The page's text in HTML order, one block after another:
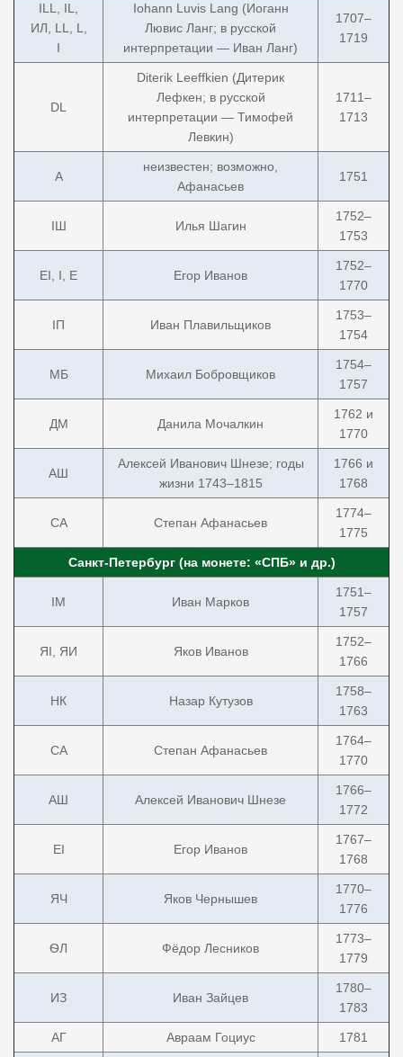
ILL, IL,
ИЛ, LL, L,
I
Iohann Luvis Lang (Иоганн
Лювис Ланг; в русской
интерпретации — Иван Ланг)
1707–
1719
DL
Diterik Leeffkien (Дитерик
Лефкен; в русской
интерпретации — Тимофей
Левкин)
1711–
1713
А
неизвестен; возможно,
Афанасьев
1751
IШ Илья Шагин
1752–
1753
ЕI, I, E Егор Иванов
1752–
1770
IП Иван Плавильщиков
1753–
1754
МБ Михаил Бобровщиков
1754–
1757
ДМ Данила Мочалкин
1762 и
1770
АШ
Алексей Иванович Шнезе; годы
жизни 1743–1815
1766 и
1768
СА Степан Афанасьев
1774–
1775
Санкт-Петербург (на монете: «СПБ» и др.)
IM Иван Марков
1751–
1757
ЯI, ЯИ Яков Иванов
1752–
1766
НК Назар Кутузов
1758–
1763
СА Степан Афанасьев
1764–
1770
АШ Алексей Иванович Шнезе
1766–
1772
ЕI Егор Иванов
1767–
1768
ЯЧ Яков Чернышев
1770–
1776
ѲЛ Фёдор Лесников
1773–
1779
ИЗ Иван Зайцев
1780–
1783
АГ Авраам Гоциус 1781